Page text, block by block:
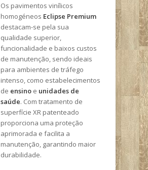
Os pavimentos vinílicos
homogéneos Eclipse Premium
destacam-se pela sua
qualidade superior,
funcionalidade e baixos custos
de manutenção, sendo ideais
para ambientes de tráfego
intenso, como estabelecimentos
de ensino e unidades de
saúde. Com tratamento de
superfície XR patenteado
proporciona uma proteção
aprimorada e facilita a
manutenção, garantindo maior
durabilidade.